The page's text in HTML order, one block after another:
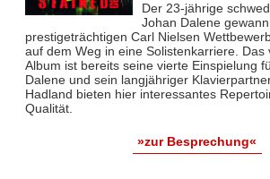
Der 23-jährige
Johan Dalene
prestigeträchtigen Carl Nielsen
auf dem Weg in eine Solistenkarriere. Das
Album ist bereits seine vierte Einspielung
Dalene und sein langjähriger
Hadland bieten hier interessantes
Qualität.
»zur Besprechung«